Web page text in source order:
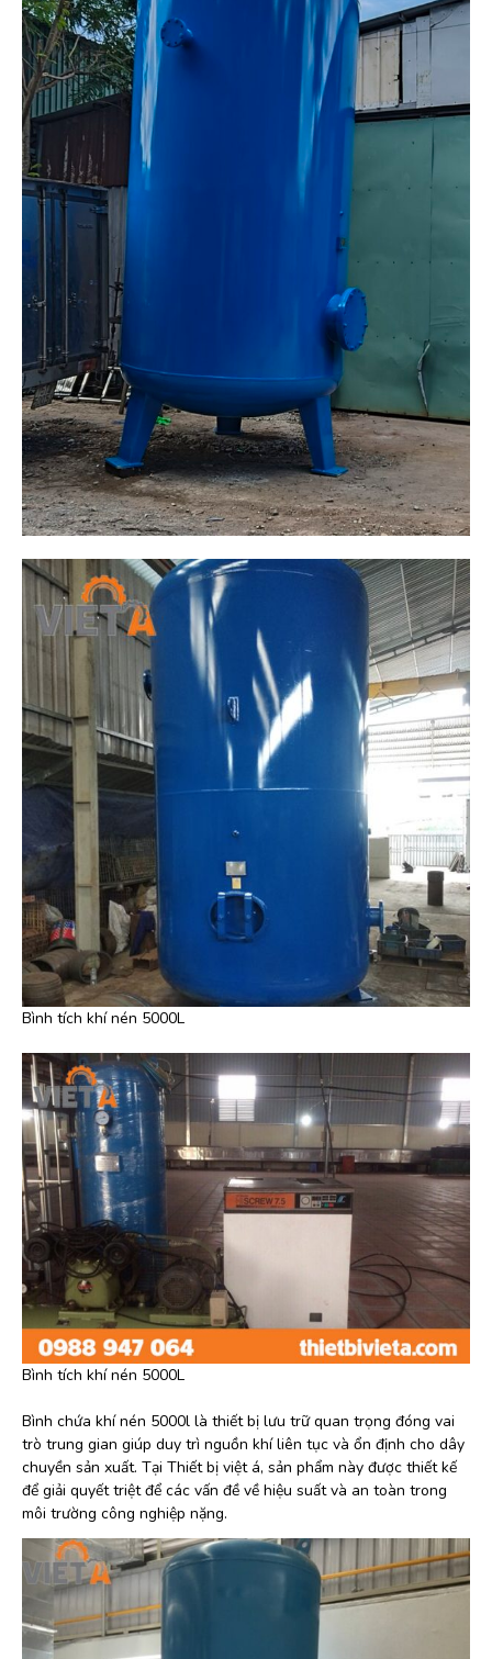
Bình tích khí nén 5000L
Bình tích khí nén 5000L
Bình chứa khí nén 5000l là thiết bị lưu trữ quan trọng đóng vai
trò trung gian giúp duy trì nguồn khí liên tục và ổn định cho dây
chuyền sản xuất. Tại Thiết bị việt á, sản phẩm này được thiết kế
để giải quyết triệt để các vấn đề về hiệu suất và an toàn trong
môi trường công nghiệp nặng.